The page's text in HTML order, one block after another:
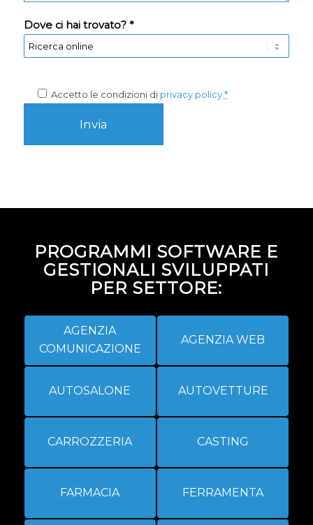
Dove ci hai trovato? *
Accetto le condizioni di privacy policy *
PROGRAMMI SOFTWARE E
GESTIONALI SVILUPPATI
PER SETTORE:
AGENZIA
COMUNICAZIONE
AGENZIA WEB
AUTOSALONE AUTOVETTURE
CARROZZERIA CASTING
FARMACIA FERRAMENTA